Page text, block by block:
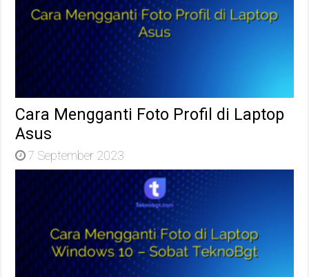
Cara Mengganti Foto Profil di Laptop
Asus
7 September 2023